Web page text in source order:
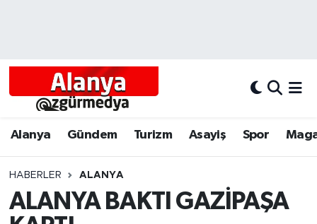
Alanya Gündem Turizm Asayiş Spor
HABERLER ALANYA
ALANYA BAKTI GAZİPAŞA
Alanyum
Bölgesel
Alanya Hava Durumu
Tüm Manşetler